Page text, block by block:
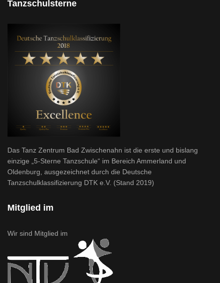
Tanzschulsterne
Das Tanz Zentrum Bad Zwischenahn ist die erste und bislang
einzige „5-Sterne Tanzschule“ im Bereich Ammerland und
Oldenburg, ausgezeichnet durch die Deutsche
Tanzschulklassifizierung DTK e.V. (Stand 2019)
Mitglied im
Wir sind Mitglied im